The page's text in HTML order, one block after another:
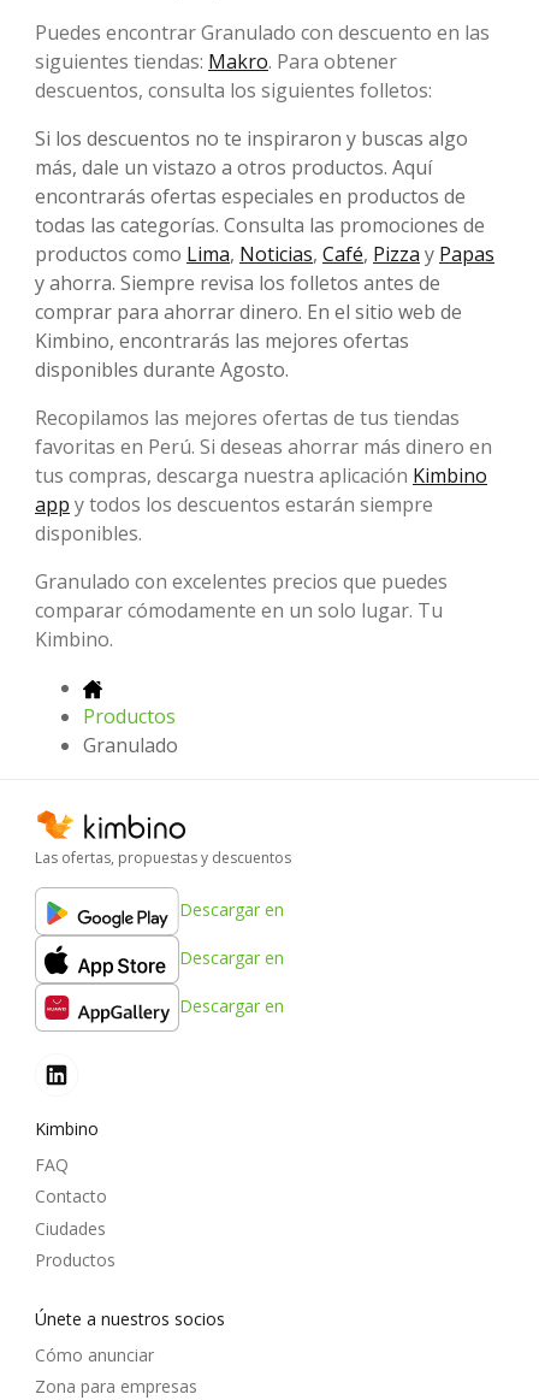
Puedes encontrar Granulado con descuento en las
siguientes tiendas: Makro. Para obtener
descuentos, consulta los siguientes folletos:
Si los descuentos no te inspiraron y buscas algo
más, dale un vistazo a otros productos. Aquí
encontrarás ofertas especiales en productos de
todas las categorías. Consulta las promociones de
productos como Lima, Noticias, Café, Pizza y Papas
y ahorra. Siempre revisa los folletos antes de
comprar para ahorrar dinero. En el sitio web de
Kimbino, encontrarás las mejores ofertas
disponibles durante Agosto.
Recopilamos las mejores ofertas de tus tiendas
favoritas en Perú. Si deseas ahorrar más dinero en
tus compras, descarga nuestra aplicación Kimbino
app y todos los descuentos estarán siempre
disponibles.
Granulado con excelentes precios que puedes
comparar cómodamente en un solo lugar. Tu
Kimbino.
Productos
Granulado
Las ofertas, propuestas y descuentos
Descargar en
Descargar en
Descargar en
Kimbino
FAQ
Contacto
Ciudades
Productos
Únete a nuestros socios
Cómo anunciar
Zona para empresas